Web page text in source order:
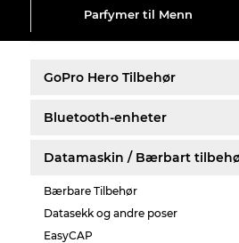
Parfymer til Menn
GoPro Hero Tilbehør
Bluetooth-enheter
Datamaskin / Bærbart
Bærbare Tilbehør
Datasekk og andre poser
EasyCAP